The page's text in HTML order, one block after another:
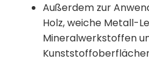
Außerdem zur
Holz, weiche Metall-
Mineralwerkstoffen